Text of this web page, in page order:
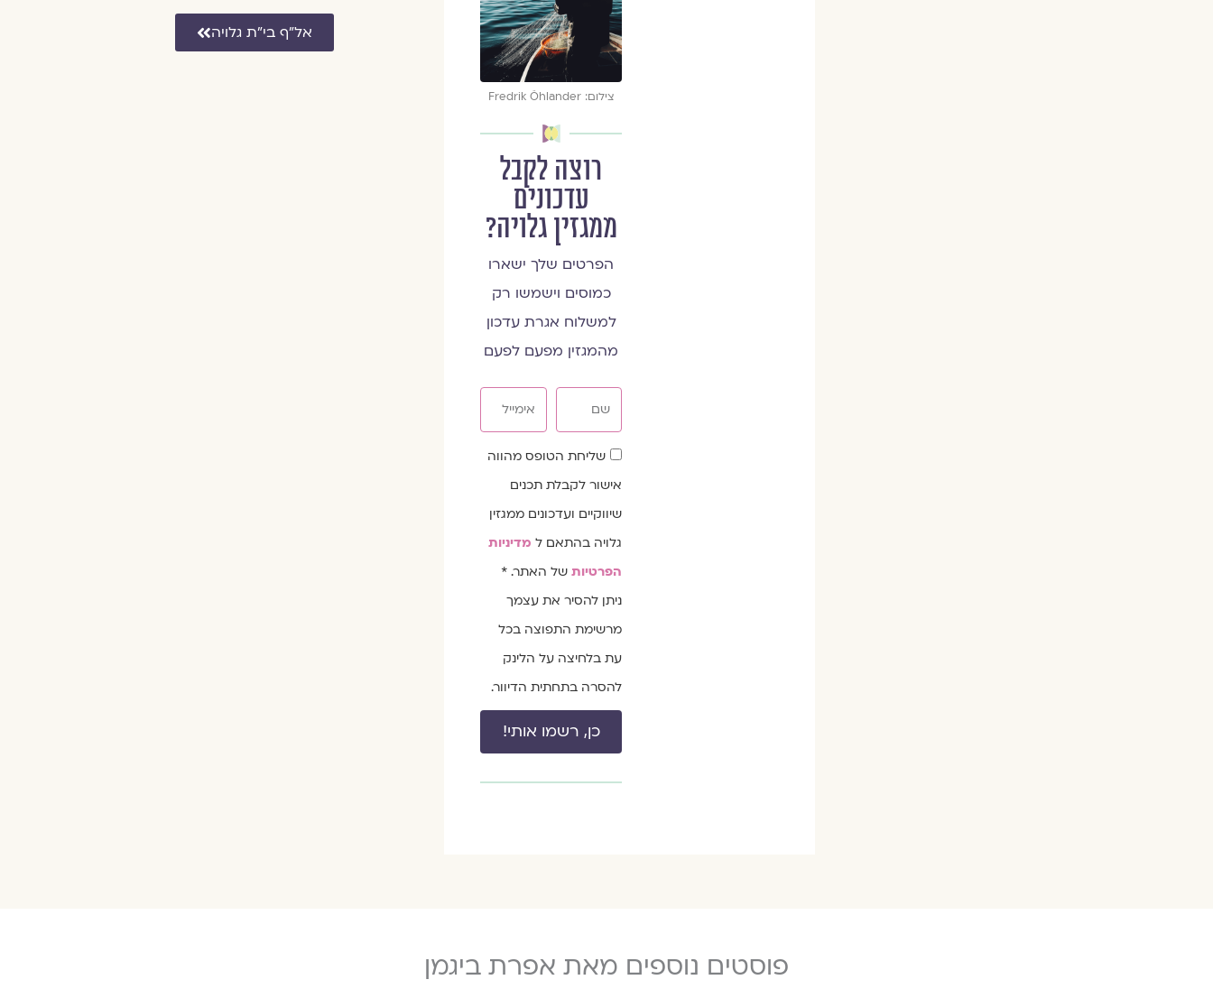
צילום: Fredrik Öhlander
רוצה לקבל
עדכונים
ממגזין גלויה?
הפרטים שלך ישארו
כמוסים וישמשו רק
למשלוח אגרת עדכון
מהמגזין מפעם לפעם
שדהשליחת הטופס מהווה
אישור לקבלת תכנים
שיווקיים ועדכונים ממגזין
גלויה בהתאם למדיניות
הפרטיותשל האתר. *
ניתן להסיר את עצמך
מרשימת התפוצה בכל
עת בלחיצה על הלינק
להסרה בתחתית הדיוור.
כן, רשמו אותי!
אל״ף בי״ת גלויה
פוסטים נוספים מאת אפרת ביגמן